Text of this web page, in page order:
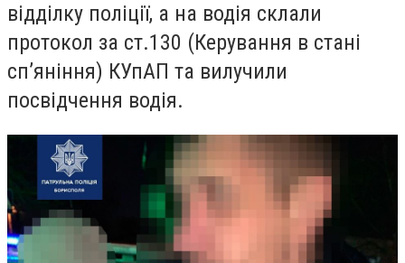
відділку поліції, а на водія склали
протокол за ст.130 (Керування в стані
сп’яніння) КУпАП та вилучили
посвідчення водія.